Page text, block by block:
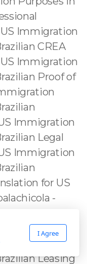
I Agree